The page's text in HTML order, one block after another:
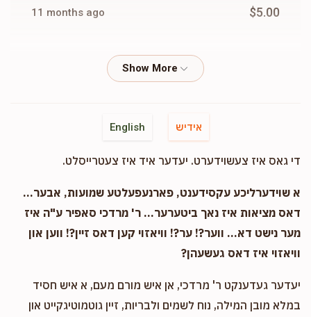
11 months ago $5.00
Phone DonationDevoiry Rapaport
Phone DonationDevoiry Rapaport
Phone DonationDevoiry Rapaport
11 months ago $50.00
English אידיש
די גאס איז צעשוידערט. יעדער איד איז צעטרייסלט.
א שוידערליכע עקסידענט, פארנעפעלטע שמועות, אבער...
דאס מציאות איז נאך ביטערער... ר' מרדכי סאפיר ע"ה איז
מער נישט דא... ווער?! ער?! וויאזוי קען דאס זיין?! ווען און
וויאזוי איז דאס געשעהן?
יעדער געדענקט ר' מרדכי, אן איש מורם מעם, א איש חסיד
במלא מובן המילה, נוח לשמים ולבריות, זיין גוטמוטיגקייט און